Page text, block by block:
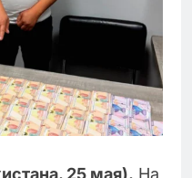
25 мая). На